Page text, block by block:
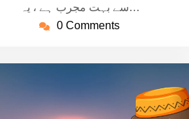
سے بہت مجرب ہے ، یہ…
0 Comments